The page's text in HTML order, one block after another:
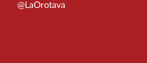
@LaOrotava